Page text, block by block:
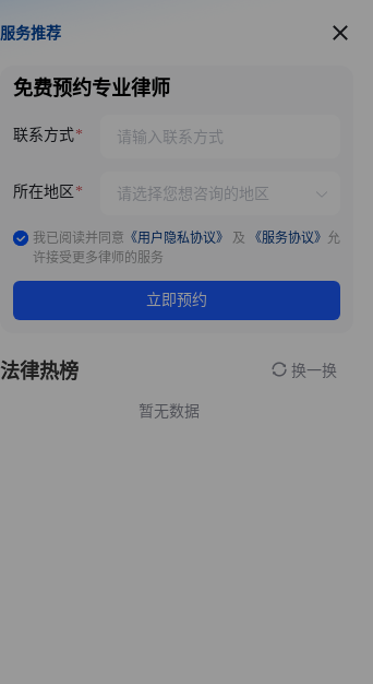
服务推荐
服务推荐
免费预约专业律师
联系方式
所在地区
我已阅读并同意 《用户隐私协议》 及 《服务协议》 允
许接受更多律师的服务
立即预约
法律热榜 换一换
暂无数据